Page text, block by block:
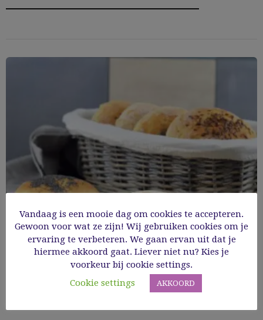
Zelf glutenvrije witte broodjes bakken
Glutenvrij GV bakken
Vandaag is een mooie dag om cookies te accepteren.
Gewoon voor wat ze zijn! Wij gebruiken cookies om je
ervaring te verbeteren. We gaan ervan uit dat je
hiermee akkoord gaat. Liever niet nu? Kies je
voorkeur bij cookie settings.
Cookie settings
AKKOORD